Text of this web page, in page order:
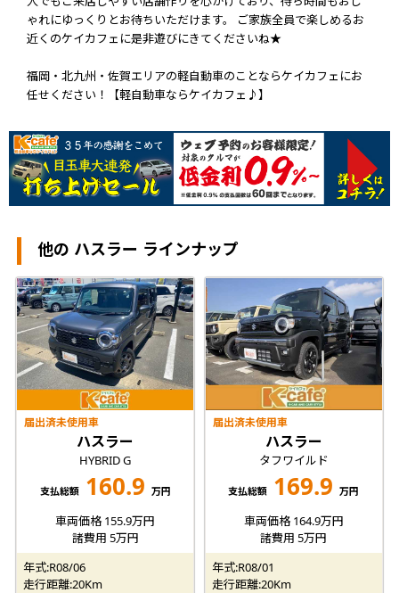
ゃれにゆっくりとお待ちいただけます。 ご家族全員で楽しめるお
近くのケイカフェに是非遊びにきてくださいね★
福岡・北九州・佐賀エリアの軽自動車のことならケイカフェにお
任せください！【軽自動車ならケイカフェ♪】
他の ハスラー ラインナップ
届出済未使用車
ハスラー
HYBRID G
支払総額 160.9 万円
車両価格 155.9万円
諸費用 5万円
年式:R08/06
走行距離:20Km
届出済未使用車
ハスラー
タフワイルド
支払総額 169.9 万円
車両価格 164.9万円
諸費用 5万円
年式:R08/01
走行距離:20Km